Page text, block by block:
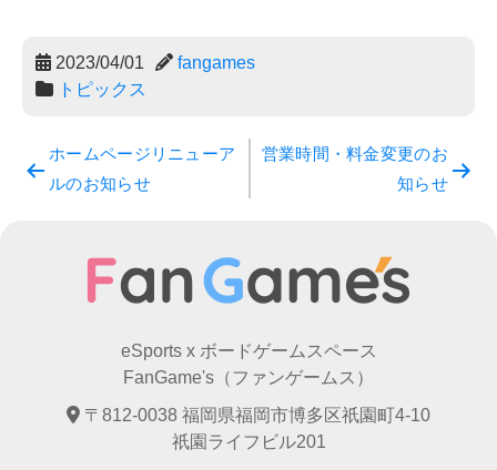
2023/04/01
fangames
トピックス
投
ホームページリニューア
ルのお知らせ
営業時間・料金変更のお
知らせ
eSports x ボードゲームスペース
FanGame's（ファンゲームス）
〒812-0038 福岡県福岡市博多区祇園町4-10
祇園ライフビル201